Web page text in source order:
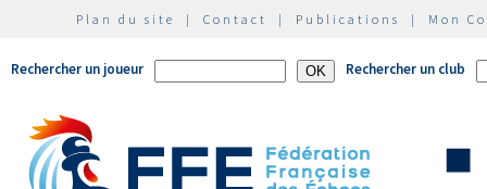
Plan du site | Contact | Publications | Mon
Rechercher un joueur Rechercher un club